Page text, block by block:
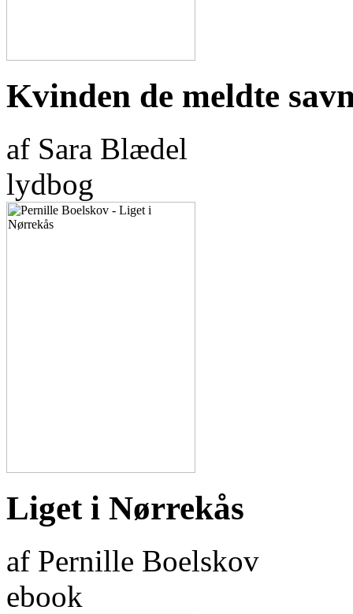
Kvinden de meldte
af Sara Blædel
lydbog
Liget i Nørrekås
af Pernille Boelskov
ebook